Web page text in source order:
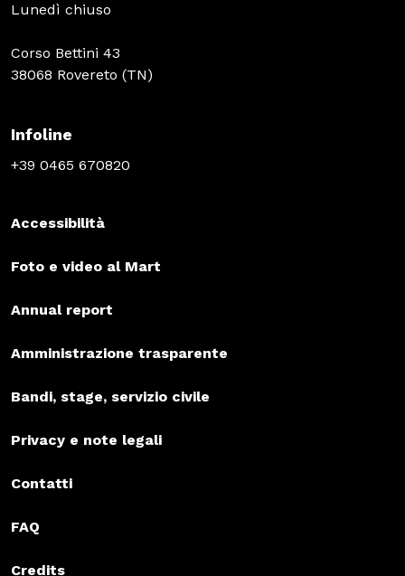
Lunedì chiuso
Corso Bettini 43
38068 Rovereto (TN)
Infoline
+39 0465 670820
Accessibilità
Foto e video al Mart
Annual report
Amministrazione trasparente
Bandi, stage, servizio civile
Privacy e note legali
Contatti
FAQ
Credits